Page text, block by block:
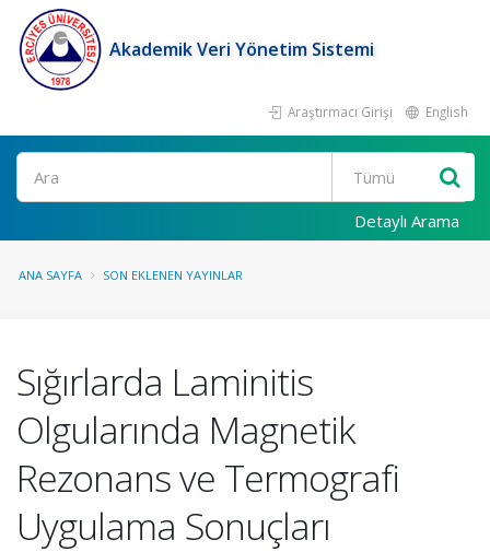
Akademik Veri Yönetim Sistemi
Araştırmacı Girişi English
Ara
Detaylı Arama
ANA SAYFA SON EKLENEN YAYINLAR
Sığırlarda Laminitis
Olgularında Magnetik
Rezonans ve Termografi
Uygulama Sonuçları